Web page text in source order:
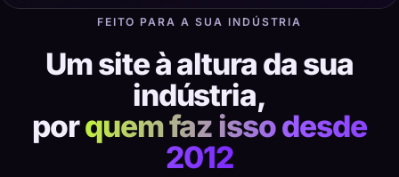
FEITO PARA A SUA INDÚSTRIA
Um site à altura da sua
indústria,
porquem faz isso desde
2012